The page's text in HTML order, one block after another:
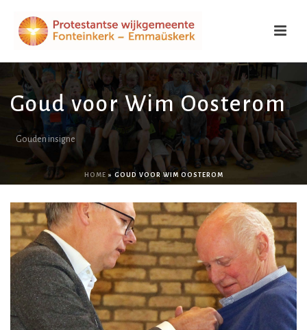
Goud voor Wim Oosterom
Gouden insigne
HOME » GOUD VOOR WIM OOSTEROM